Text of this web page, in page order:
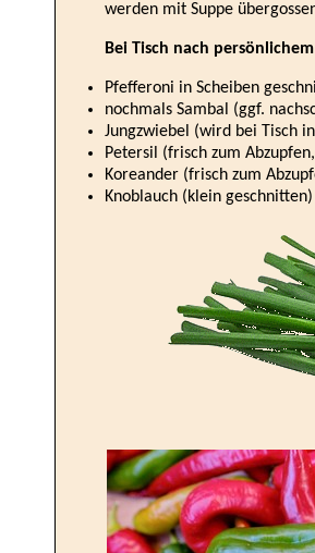
werden mit Suppe
Bei Tisch nach
Pfefferoni in Scheiben
nochmals Sambal (ggf.
Jungzwiebel (wird bei Tisch
Petersil (frisch zum
Koreander (frisch zum
Knoblauch (klein geschnitten)